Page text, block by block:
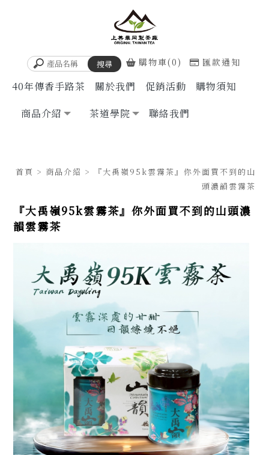
購物車(0) 匯款通知
40年傳香手路茶 關於我們 促銷活動
購物須知
商品介紹
茶道學院 聯絡我們
首頁 > 商品介紹 > 『大禹嶺95k雲霧茶』你外面買不到的山
頭濃韻雲霧茶
『大禹嶺95k雲霧茶』你外面買不到的山頭濃
韻雲霧茶